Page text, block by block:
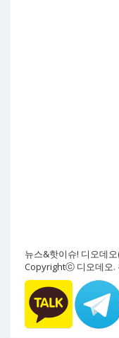
뉴스&핫이슈! 디오데
Copyrightⓒ 디오데오.